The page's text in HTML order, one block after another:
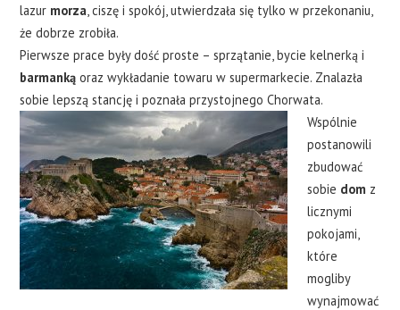
lazur morza, ciszę i spokój, utwierdzała się tylko w przekonaniu,
że dobrze zrobiła.
Pierwsze prace były dość proste – sprzątanie, bycie kelnerką i
barmanką oraz wykładanie towaru w supermarkecie. Znalazła
sobie lepszą stancję i poznała przystojnego Chorwata.
Wspólnie
postanowili
zbudować
sobie dom z
licznymi
pokojami,
które
mogliby
wynajmować